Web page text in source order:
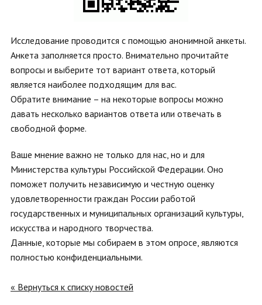
Исследование проводится с помощью анонимной анкеты.
Анкета заполняется просто. Внимательно прочитайте
вопросы и выберите тот вариант ответа, который
является наиболее подходящим для вас.
Обратите внимание – на некоторые вопросы можно
давать несколько вариантов ответа или отвечать в
свободной форме.
Ваше мнение важно не только для нас, но и для
Министерства культуры Российской Федерации. Оно
поможет получить независимую и честную оценку
удовлетворенности граждан России работой
государственных и муниципальных организаций культуры,
искусства и народного творчества.
Данные, которые мы собираем в этом опросе, являются
полностью конфиденциальными.
« Вернуться к списку новостей